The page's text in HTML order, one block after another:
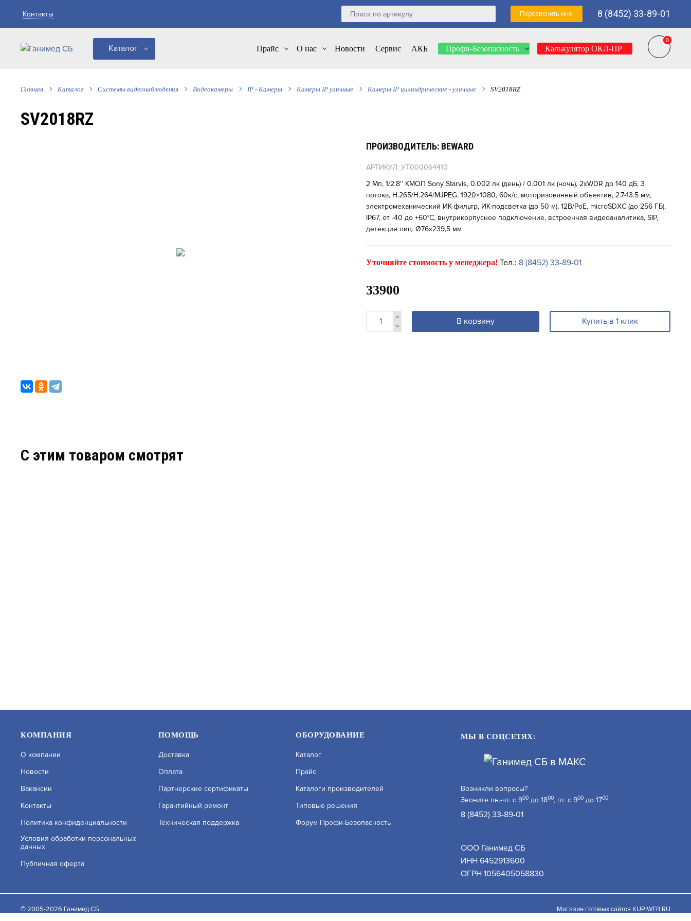
На нашем сайте используются cookie–файлы, в том числе сервисов веб–аналитики. Используя сайт, вы соглашаетесь на обработку персональных данных при помощи cookie–
Контакты Перезвонить мне 8 (8452) 33-89-01
0
0
Прайс О нас Новости Сервис АКБ Профи-Безопасность Калькулятор ОКЛ-ПР
Каталог
Главная Каталог Системы видеонаблюдения Видеокамеры IP - Камеры Камеры IP уличные Камеры IP цилиндрические - уличные SV2018RZ
SV2018RZ
ПРОИЗВОДИТЕЛЬ: BEWARD
АРТИКУЛ: УТ000064410
2 Мп, 1/2.8'' КМОП Sony Starvis, 0.002 лк (день) / 0.001 лк (ночь), 2xWDR до 140 дБ, 3
потока, H.265/H.264/MJPEG, 1920×1080, 60к/c, моторизованный объектив, 2.7-13.5 мм,
электромеханический ИК-фильтр, ИК-подсветка (до 50 м), 12B/PoE, microSDXC (до 256 ГБ),
IP67, от -40 до +60°С, внутрикорпусное подключение, встроенная видеоаналитика, SIP,
детекция лиц. Ø76х239,5 мм
Уточняйте стоимость у менеджера! Тел.: 8 (8452) 33-89-01
33900
В корзину Купить в 1 клик
C этим товаром смотрят
21 800 21 800 6 500
АРТИКУЛ: УТ000068168
6 490
КОМПАНИЯ
О компании
Новости
Вакансии
Контакты
Политика конфиденциальности
Условия обработки персональных
данных
Публичная оферта
ПОМОЩЬ
Доставка
Оплата
Партнерские сертификаты
Гарантийный ремонт
Техническая поддержка
ОБОРУДОВАНИЕ
Каталог
Прайс
Каталоги производителей
Типовые решения
Форум Профи-Безопасность
МЫ В СОЦСЕТЯХ:
Возникли вопросы?
Звоните пн.-чт. с 900 до 1800, пт. с 900 до 1700
8 (8452) 33-89-01
ООО Ганимед СБ
ИНН 6452913600
ОГРН 1056405058830
© 2005-2026 Ганимед СБ Магазин готовых сайтов KUPIWEB.RU